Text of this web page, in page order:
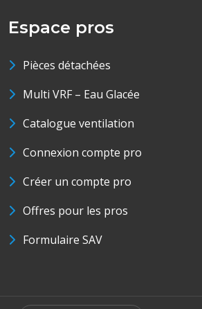
Espace pros
Pièces détachées
Multi VRF – Eau Glacée
Catalogue ventilation
Connexion compte pro
Créer un compte pro
Offres pour les pros
Formulaire SAV